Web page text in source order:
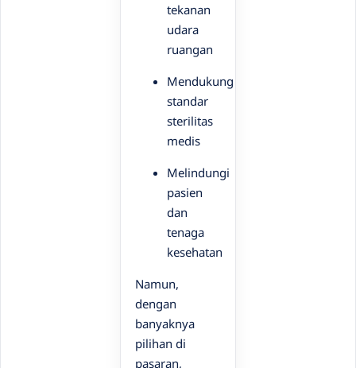
tekanan
udara
ruangan
Mendukung
standar
sterilitas
medis
Melindungi
pasien
dan
tenaga
kesehatan
Namun,
dengan
banyaknya
pilihan di
pasaran,